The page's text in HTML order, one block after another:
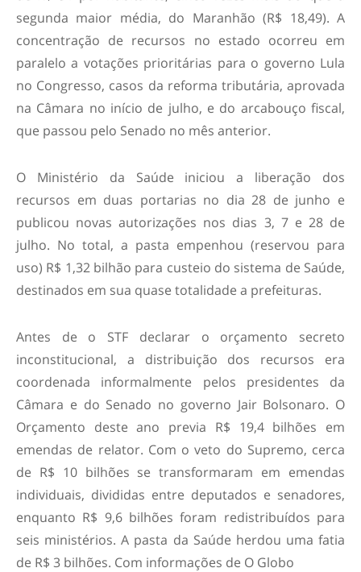
segunda maior média, do Maranhão (R$ 18,49). A
concentração de recursos no estado ocorreu em
paralelo a votações prioritárias para o governo Lula
no Congresso, casos da reforma tributária, aprovada
na Câmara no início de julho, e do arcabouço fiscal,
que passou pelo Senado no mês anterior.
O Ministério da Saúde iniciou a liberação dos
recursos em duas portarias no dia 28 de junho e
publicou novas autorizações nos dias 3, 7 e 28 de
julho. No total, a pasta empenhou (reservou para
uso) R$ 1,32 bilhão para custeio do sistema de Saúde,
destinados em sua quase totalidade a prefeituras.
Antes de o STF declarar o orçamento secreto
inconstitucional, a distribuição dos recursos era
coordenada informalmente pelos presidentes da
Câmara e do Senado no governo Jair Bolsonaro. O
Orçamento deste ano previa R$ 19,4 bilhões em
emendas de relator. Com o veto do Supremo, cerca
de R$ 10 bilhões se transformaram em emendas
individuais, divididas entre deputados e senadores,
enquanto R$ 9,6 bilhões foram redistribuídos para
seis ministérios. A pasta da Saúde herdou uma fatia
de R$ 3 bilhões. Com informações de O Globo